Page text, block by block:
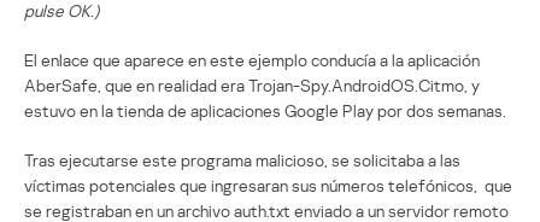
pulse OK.)
El enlace que aparece en este ejemplo conducía a la aplicación
AberSafe, que en realidad era Trojan-Spy.AndroidOS.Citmo, y
estuvo en la tienda de aplicaciones Google Play por dos semanas.
Tras ejecutarse este programa malicioso, se solicitaba a las
víctimas potenciales que ingresaran sus números telefónicos, que
se registraban en un archivo auth.txt enviado a un servidor remoto